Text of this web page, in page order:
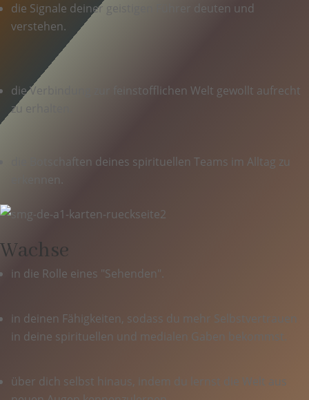
die Signale deiner geistigen Führer deuten und
verstehen.
die Verbindung zur feinstofflichen Welt gewollt aufrecht
zu erhalten.
die Botschaften deines spirituellen Teams im Alltag zu
erkennen.
Wachse
in die Rolle eines "Sehenden".
in deinen Fähigkeiten, sodass du mehr Selbstvertrauen
in deine spirituellen und medialen Gaben bekommst.
über dich selbst hinaus, indem du lernst die Welt aus